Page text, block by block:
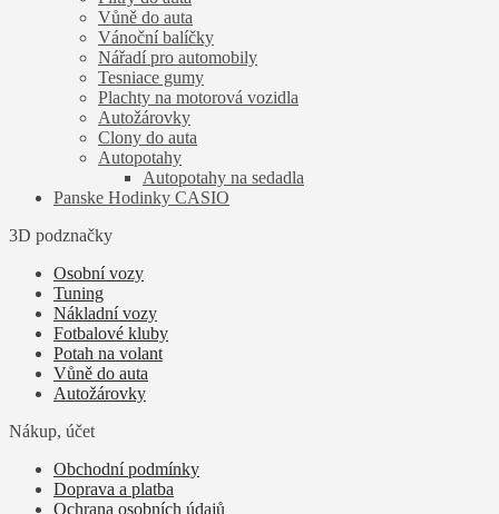
Vůně do auta
Vánoční balíčky
Nářadí pro automobily
Tesniace gumy
Plachty na motorová vozidla
Autožárovky
Clony do auta
Autopotahy
Autopotahy na sedadla
Panske Hodinky CASIO
3D podznačky
Osobní vozy
Tuning
Nákladní vozy
Fotbalové kluby
Potah na volant
Vůně do auta
Autožárovky
Nákup, účet
Obchodní podmínky
Doprava a platba
Ochrana osobních údajů